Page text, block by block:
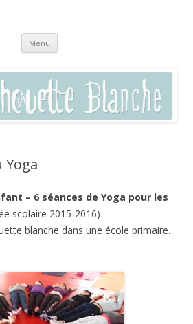
autour du bien-être
30250) et par visio en zoom
Menu Aller
contenu
Yoga
– 6 séances de Yoga pour les
scolaire 2015-2016)
blanche dans une école primaire.